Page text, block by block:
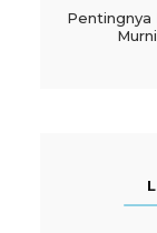
Pentingnya